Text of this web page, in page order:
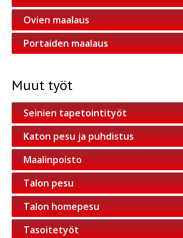
Ovien maalaus
Portaiden maalaus
Muut työt
Seinien tapetointityöt
Katon pesu ja puhdistus
Maalinpoisto
Talon pesu
Talon homepesu
Tasoitetyöt